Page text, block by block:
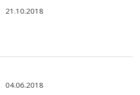
21.10.2018
04.06.2018